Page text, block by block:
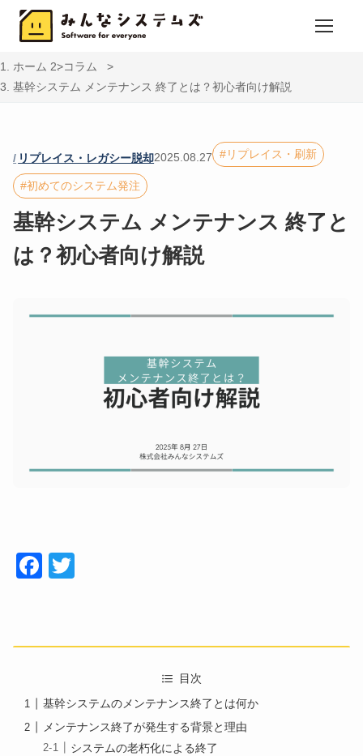
ホーム
コラム
基幹システム メンテナンス 終了とは？初心者向け解説
リプレイス・レガシー脱却2025.08.27 リプレイス・刷新
初めてのシステム発注
基幹システム メンテナンス 終了と
は？初心者向け解説
Face
目次
基幹システムのメンテナンス終了とは何か
メンテナンス終了が発生する背景と理由
システムの老朽化による終了